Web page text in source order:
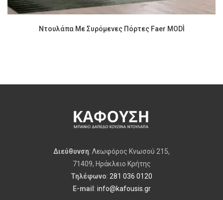
Ντουλάπα Με Συρόμενες Πόρτες Faer MODÌ
Διεύθυνση: Λεωφόρος Κνωσού 215,
71409, Ηράκλειο Κρήτης
Τηλέφωνο: 281 036 0120
E-mail : info@kafousis.gr